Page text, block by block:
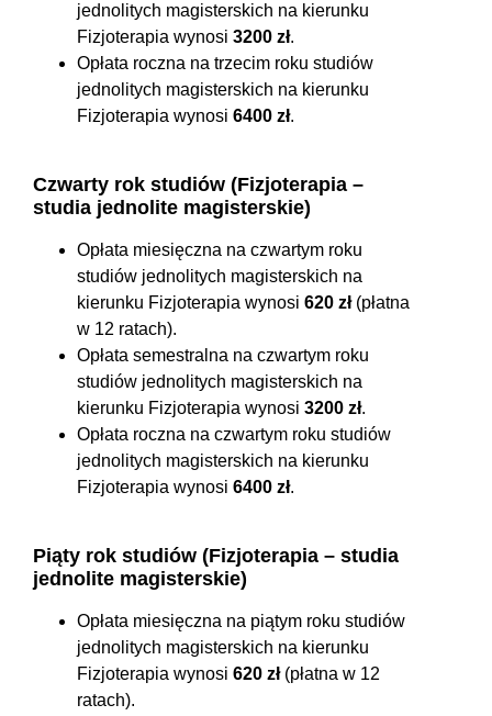
jednolitych magisterskich na kierunku
Fizjoterapia wynosi 3200 zł.
Opłata roczna na trzecim roku studiów
jednolitych magisterskich na kierunku
Fizjoterapia wynosi 6400 zł.
Czwarty rok studiów (Fizjoterapia –
studia jednolite magisterskie)
Opłata miesięczna na czwartym roku
studiów jednolitych magisterskich na
kierunku Fizjoterapia wynosi 620 zł(płatna
w 12 ratach).
Opłata semestralna na czwartym roku
studiów jednolitych magisterskich na
kierunku Fizjoterapia wynosi 3200 zł.
Opłata roczna na czwartym roku studiów
jednolitych magisterskich na kierunku
Fizjoterapia wynosi 6400 zł.
Piąty rok studiów (Fizjoterapia – studia
jednolite magisterskie)
Opłata miesięczna na piątym roku studiów
jednolitych magisterskich na kierunku
Fizjoterapia wynosi 620 zł(płatna w 12
ratach).